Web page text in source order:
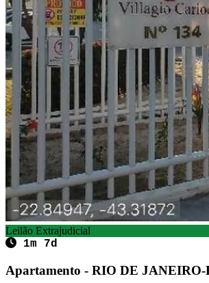
Leilão Extrajudicial
1m 7d
Apartamento - RIO DE JANEIRO-